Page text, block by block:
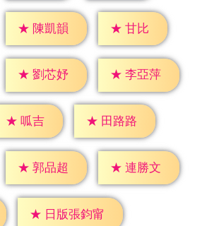
★ 陳凱韻 ★ 甘比
★ 劉芯妤 ★ 李亞萍
★ 呱吉 ★ 田路路
★ 郭品超 ★ 連勝文
★ 日版張鈞甯